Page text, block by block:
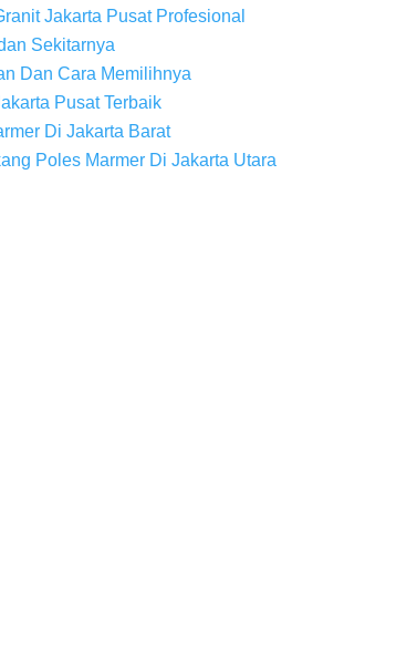
Jakarta Pusat Profesional
Sekitarnya
Dan Cara Memilihnya
Pusat Terbaik
Di Jakarta Barat
Poles Marmer Di Jakarta Utara